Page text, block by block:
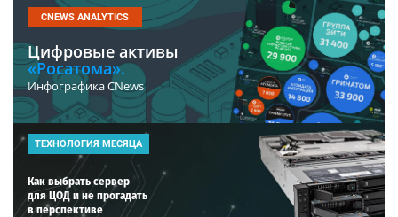
CNEWS ANALYTICS
Цифровые активы
«Росатома».
Инфографика CNews
ТЕХНОЛОГИЯ МЕСЯЦА
Как выбрать сервер
для ЦОД и не прогадать
в перспективе